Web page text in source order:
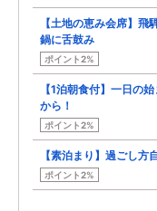
【土地の恵み会席】飛
鍋に舌鼓み
ポイント2%
【1泊朝食付】一日の
から！
ポイント2%
【素泊まり】過ごし方
ポイント2%